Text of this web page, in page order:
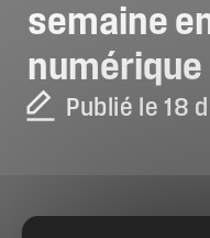
semaine
numérique
Publié le 18